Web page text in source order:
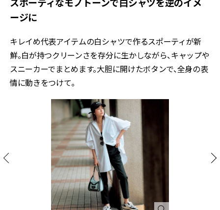
ージに
キレイめ代表アイテムの白シャツで作るスポーティが新
鮮。白が持つクリーンさを存分に生かしながら、キャップや
スニーカーでまとめます。大胆に開けたボタンで、全身の表
情に動きをつけて。